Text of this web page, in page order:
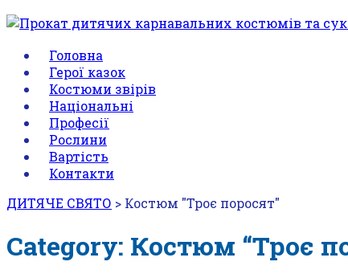
Головна
Герої казок
Костюми звірів
Національні
Професії
Рослини
Вартість
Контакти
ДИТЯЧЕ СВЯТО > Костюм "Троє поросят"
Category: Костюм “Троє